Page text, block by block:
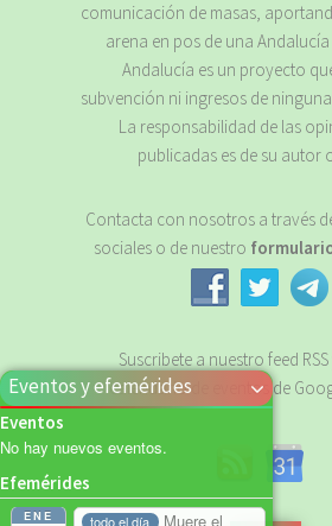
comunicación de masas,
arena en pos de una
Andalucía es un proyecto
subvención ni ingresos de
La responsabilidad de las
publicadas es de su autor
Contacta con nosotros a través
sociales o de nuestro
Suscribete a nuestro feed
calendario de eventos de
Eventos y efemérides
Eventos
No hay nuevos eventos.
Efemérides
ENE todo el día Muere el